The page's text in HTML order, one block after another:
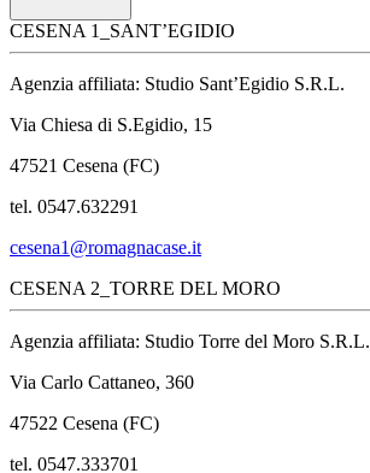
CESENA 1_SANT’EGIDIO
Agenzia affiliata: Studio Sant’Egidio S.R.L.
Via Chiesa di S.Egidio, 15
47521 Cesena (FC)
tel. 0547.632291
cesena1@romagnacase.it
CESENA 2_TORRE DEL MORO
Agenzia affiliata: Studio Torre del Moro S.R.L.
Via Carlo Cattaneo, 360
47522 Cesena (FC)
tel. 0547.333701